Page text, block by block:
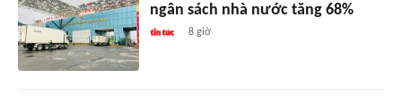
ngân sách nhà nước tăng 68%
8 giờ